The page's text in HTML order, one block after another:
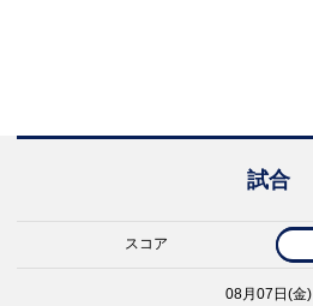
試合
スコア
08月07日(金)